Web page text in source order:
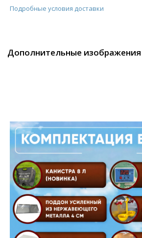
Подробные условия доставки
Дополнительные изображения